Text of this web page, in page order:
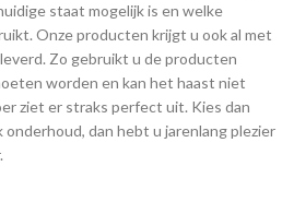
staat mogelijk is en welke
Onze producten krijgt u ook al met
Zo gebruikt u de producten
worden en kan het haast niet
ziet er straks perfect uit. Kies dan
dan hebt u jarenlang plezier